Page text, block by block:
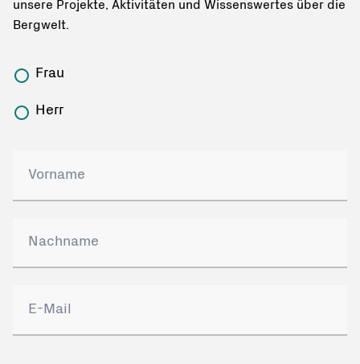
unsere Projekte, Aktivitäten und Wissenswertes über die
Bergwelt.
Frau
Herr